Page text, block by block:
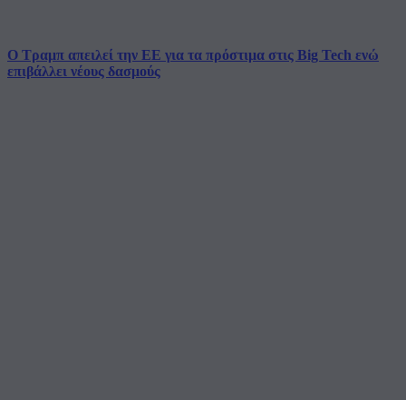
Ο Τραμπ απειλεί την ΕΕ για τα πρόστιμα στις Big Tech ενώ
επιβάλλει νέους δασμούς